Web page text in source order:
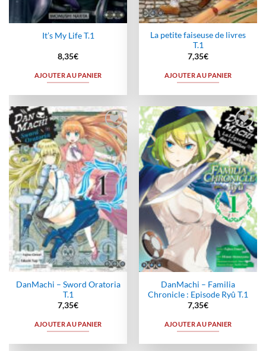
It’s My Life T.1
8,35€
AJOUTER AU PANIER
La petite faiseuse de livres
T.1
7,35€
AJOUTER AU PANIER
Ajouter
à la
wishlist
DanMachi – Sword Oratoria
T.1
7,35€
AJOUTER AU PANIER
Ajouter
à la
wishlist
DanMachi – Familia
Chronicle : Episode Ryû T.1
7,35€
AJOUTER AU PANIER